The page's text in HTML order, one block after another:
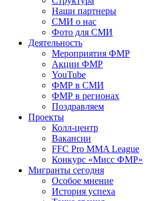
Наши партнеры
СМИ о нас
Фото для СМИ
Деятельность
Мероприятия ФМР
Акции ФМР
YouTube
ФМР в СМИ
ФМР в регионах
Поздравляем
Проекты
Колл-центр
Вакансии
FFC Pro MMA League
Конкурс «Мисс ФМР»
Мигранты сегодня
Особое мнение
История успеха